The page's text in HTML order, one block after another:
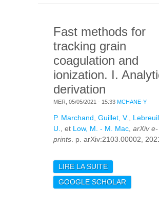
Fast methods for
tracking grain
coagulation and
ionization. I.
derivation
MER, 05/05/2021 - 15:33 MCHANE-Y
P. Marchand Guillet, V.
U.
, et Low, M. - M. Mac arXiv e-
prints . p. arXiv:2103.00002,
LIRE LA SUITEDE FAST
FOR
COAGULATION
GOOGLE SCHOLAR